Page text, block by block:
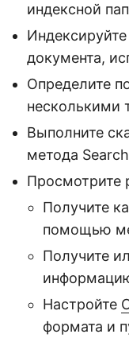
индексной
документа,
Определите
несколькими
Выполните
метода
Просмотрите
Получите
помощью
Получите
Настройте
формата и